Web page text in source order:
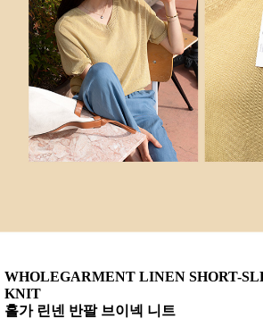
WHOLEGARMENT LINEN SHORT-
KNIT
홀가 린넨 반팔 브이넥 니트